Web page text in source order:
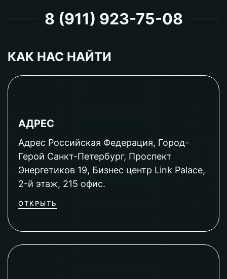
8 (911) 923-75-08
КАК НАС НАЙТИ
АДРЕС
Адрес Российская Федерация, Город-
Герой Санкт-Петербург, Проспект
Энергетиков 19, Бизнес центр Link Palace,
2-й этаж, 215 офис.
ОТКРЫТЬ